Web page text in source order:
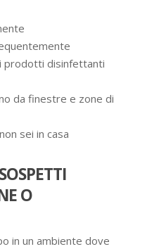
prodotti disinfettanti
da finestre e zone di
sei in casa
O
in un ambiente dove